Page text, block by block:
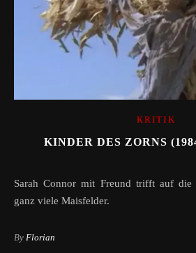
KRITIK
KINDER DES ZORNS
Sarah Connor mit Freund trifft auf die Kinder des Zorns und
ganz viele Maisfelder.
By Florian